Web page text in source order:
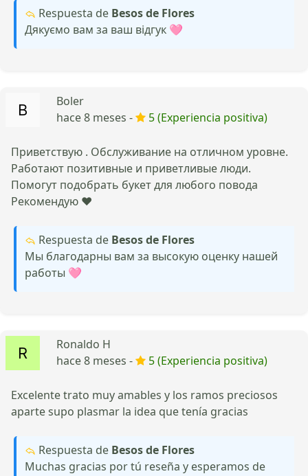
Respuesta de Besos de Flores
Дякуємо вам за ваш відгук 🩷
Boler
hace 8 meses -
5 (Experiencia positiva)
Приветствую . Обслуживание на отличном уровне.
Работают позитивные и приветливые люди.
Помогут подобрать букет для любого повода
Рекомендую ❤️
Respuesta de Besos de Flores
Мы благодарны вам за высокую оценку нашей
работы 🩷
Ronaldo H
hace 8 meses -
5 (Experiencia positiva)
Excelente trato muy amables y los ramos preciosos
aparte supo plasmar la idea que tenía gracias
Respuesta de Besos de Flores
Muchas gracias por tú reseña y esperamos de